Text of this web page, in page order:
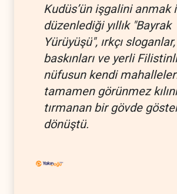
Kudüs’ün işgalini anmak
düzenlediği yıllık "Bayrak
Yürüyüşü", ırkçı
baskınları ve yerli Filistinli
nüfusun kendi
tamamen görünmez
tırmanan bir gövde
dönüştü.